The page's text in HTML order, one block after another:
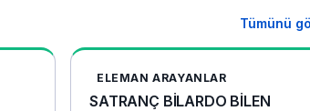
Tümünü
ELEMAN ARAYANLAR
SATRANÇ BİLARDO BİLEN